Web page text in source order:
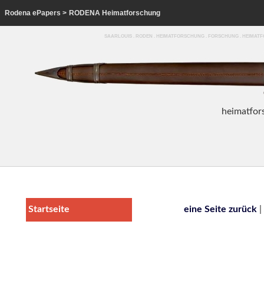
Rodena ePapers > RODENA Heimatforschung
SAARLOUIS . RODEN . HEIMATFORSCHUNG . FORSCHUNG .
heim
Startseite eine Seite zurück